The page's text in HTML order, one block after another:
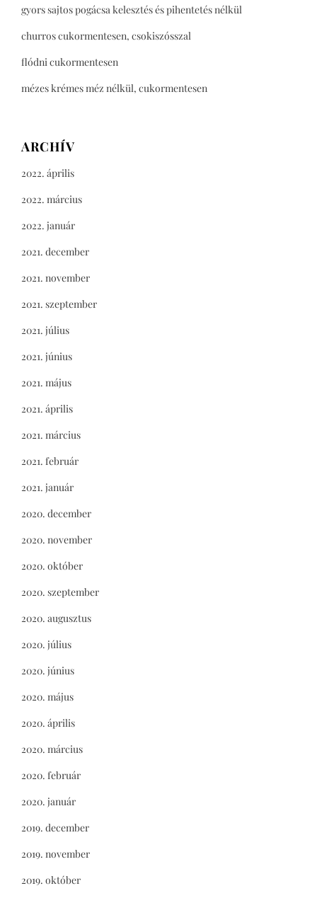
gyors sajtos pogácsa kelesztés és pihentetés nélkül
churros cukormentesen, csokiszósszal
flódni cukormentesen
mézes krémes méz nélkül, cukormentesen
ARCHÍV
2022. április
2022. március
2022. január
2021. december
2021. november
2021. szeptember
2021. július
2021. június
2021. május
2021. április
2021. március
2021. február
2021. január
2020. december
2020. november
2020. október
2020. szeptember
2020. augusztus
2020. július
2020. június
2020. május
2020. április
2020. március
2020. február
2020. január
2019. december
2019. november
2019. október